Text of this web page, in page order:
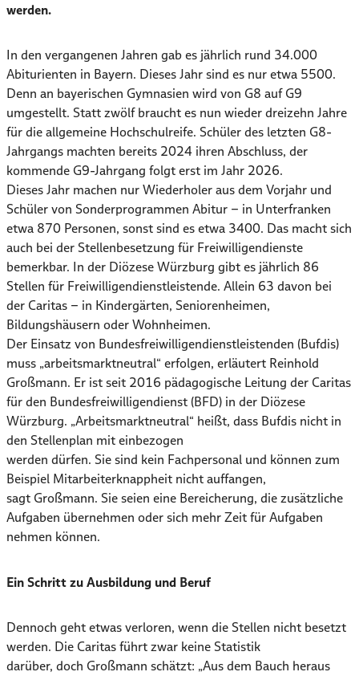
werden.
In den vergangenen Jahren gab es jährlich rund 34.000
Abiturienten in Bayern. Dieses Jahr sind es nur etwa 5500.
Denn an bayerischen Gymnasien wird von G8 auf G9
umgestellt. Statt zwölf braucht es nun wieder dreizehn Jahre
für die allgemeine Hochschulreife. Schüler des letzten G8-
Jahrgangs machten bereits 2024 ihren Abschluss, der
kommende G9-Jahrgang folgt erst im Jahr 2026.
Dieses Jahr machen nur Wiederholer aus dem Vorjahr und
Schüler von Sonderprogrammen Abitur – in Unterfranken
etwa 870 Personen, sonst sind es etwa 3400. Das macht sich
auch bei der Stellenbesetzung für Freiwilligendienste
bemerkbar. In der Diözese Würzburg gibt es jährlich 86
Stellen für Freiwilligendienstleistende. Allein 63 davon bei
der Caritas – in Kindergärten, Seniorenheimen,
Bildungshäusern oder Wohnheimen.
Der Einsatz von Bundesfreiwilligendienstleistenden (Bufdis)
muss „arbeitsmarktneutral“ erfolgen, erläutert Reinhold
Großmann. Er ist seit 2016 pädagogische Leitung der Caritas
für den Bundesfreiwilligendienst (BFD) in der Diözese
Würzburg. „Arbeitsmarktneutral“ heißt, dass Bufdis nicht in
den Stellenplan mit einbezogen
werden dürfen. Sie sind kein Fachpersonal und können zum
Beispiel Mitarbeiterknappheit nicht auffangen,
sagt Großmann. Sie seien eine Bereicherung, die zusätzliche
Aufgaben übernehmen oder sich mehr Zeit für Aufgaben
nehmen können.
Ein Schritt zu Ausbildung und Beruf
Dennoch geht etwas verloren, wenn die Stellen nicht besetzt
werden. Die Caritas führt zwar keine Statistik
darüber, doch Großmann schätzt: „Aus dem Bauch heraus